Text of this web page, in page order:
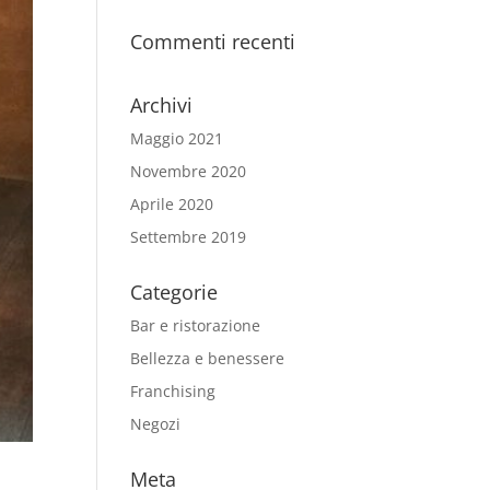
Commenti recenti
Archivi
Maggio 2021
Novembre 2020
Aprile 2020
Settembre 2019
Categorie
Bar e ristorazione
Bellezza e benessere
Franchising
Negozi
Meta